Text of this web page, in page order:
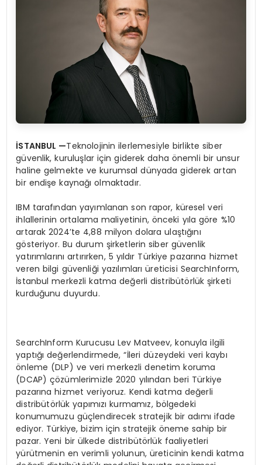
İSTANBUL —Teknolojinin ilerlemesiyle birlikte siber
güvenlik, kuruluşlar için giderek daha önemli bir unsur
haline gelmekte ve kurumsal dünyada giderek artan
bir endişe kaynağı olmaktadır.
IBM tarafından yayımlanan son rapor, küresel veri
ihlallerinin ortalama maliyetinin, önceki yıla göre %10
artarak 2024’te 4,88 milyon dolara ulaştığını
gösteriyor. Bu durum şirketlerin siber güvenlik
yatırımlarını artırırken, 5 yıldır Türkiye pazarına hizmet
veren bilgi güvenliği yazılımları üreticisi SearchInform,
İstanbul merkezli katma değerli distribütörlük şirketi
kurduğunu duyurdu.
SearchInform Kurucusu Lev Matveev, konuyla ilgili
yaptığı değerlendirmede, “İleri düzeydeki veri kaybı
önleme (DLP) ve veri merkezli denetim koruma
(DCAP) çözümlerimizle 2020 yılından beri Türkiye
pazarına hizmet veriyoruz. Kendi katma değerli
distribütörlük yapımızı kurmamız, bölgedeki
konumumuzu güçlendirecek stratejik bir adımı ifade
ediyor. Türkiye, bizim için stratejik öneme sahip bir
pazar. Yeni bir ülkede distribütörlük faaliyetleri
yürütmenin en verimli yolunun, üreticinin kendi katma